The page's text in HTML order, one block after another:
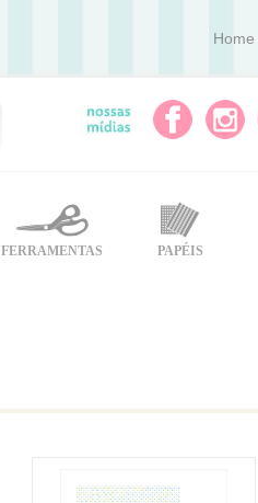
Home
FERRAMENTAS PAPÉIS